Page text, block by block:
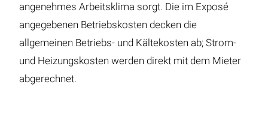
angenehmes Arbeitsklima sorgt. Die im Exposé
angegebenen Betriebskosten decken die
allgemeinen Betriebs- und Kältekosten ab; Strom-
und Heizungskosten werden direkt mit dem Mieter
abgerechnet.